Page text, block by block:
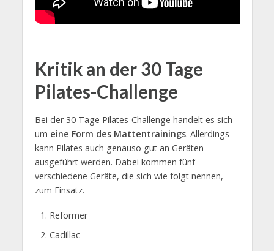
Kritik an der 30 Tage
Pilates-Challenge
Bei der 30 Tage Pilates-Challenge handelt es sich
um eine Form des Mattentrainings. Allerdings
kann Pilates auch genauso gut an Geräten
ausgeführt werden. Dabei kommen fünf
verschiedene Geräte, die sich wie folgt nennen,
zum Einsatz.
Reformer
Cadillac